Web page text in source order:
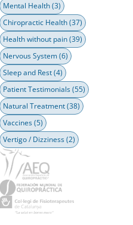
Mental Health(3)
Chiropractic Health(37)
Health without pain(39)
Nervous System(6)
Sleep and Rest(4)
Patient Testimonials(55)
Natural Treatment(38)
Vaccines(5)
Vertigo / Dizziness(2)